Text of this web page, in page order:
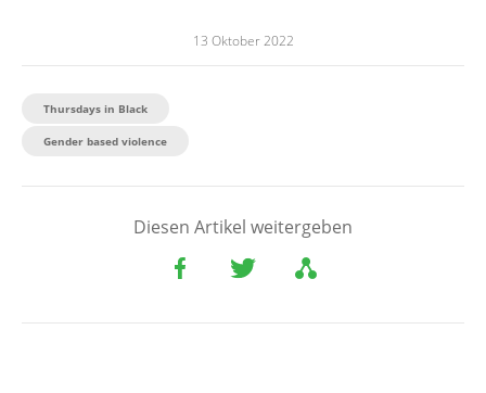
13 Oktober 2022
Thursdays in Black
Gender based violence
Diesen Artikel weitergeben